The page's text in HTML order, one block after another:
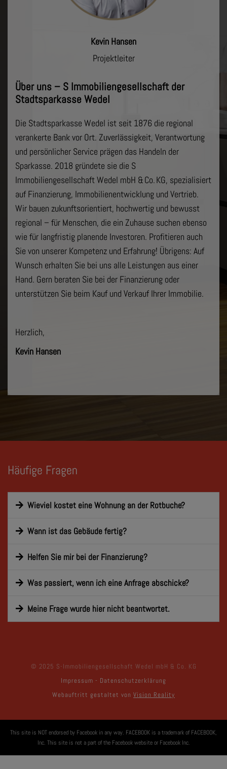
Kevin Hansen
Projektleiter
Über uns – S Immobiliengesellschaft der
Stadtsparkasse Wedel
Die Stadtsparkasse Wedel ist seit 1876 die regional
verankerte Bank vor Ort. Zuverlässigkeit, Verantwortung
und persönlicher Service prägen das Handeln der
Sparkasse. 2018 gründete sie die S
Immobiliengesellschaft Wedel mbH & Co. KG, spezialisiert
auf Finanzierung, Immobilienentwicklung und Vertrieb.
Wir bauen zukunftsorientiert, hochwertig und bewusst
regional – für Menschen, die ein Zuhause suchen ebenso
wie für langfristig planende Investoren. Profitieren auch
Sie von unserer Kompetenz und Erfahrung! Übrigens: Auf
Wunsch erhalten Sie bei uns alle Leistungen aus einer
Hand. Gern beraten Sie bei der Finanzierung oder
unterstützen Sie beim Kauf und Verkauf Ihrer Immobilie.
Herzlich,
Kevin Hansen
Häufige Fragen
Wieviel kostet eine Wohnung an der Rotbuche?
Wann ist das Gebäude fertig?
Helfen Sie mir bei der Finanzierung?
Was passiert, wenn ich eine Anfrage abschicke?
Meine Frage wurde hier nicht beantwortet.
© 2025 S-Immobiliengesellschaft Wedel mbH & Co. KG
Impressum - Datenschutzerklärung
Webauftritt gestaltet von Vision Reality
This site is NOT endorsed by Facebook in any way. FACEBOOK is a trademark of FACEBOOK,
Inc. This site is not a part of the Facebook website or Facebook Inc.